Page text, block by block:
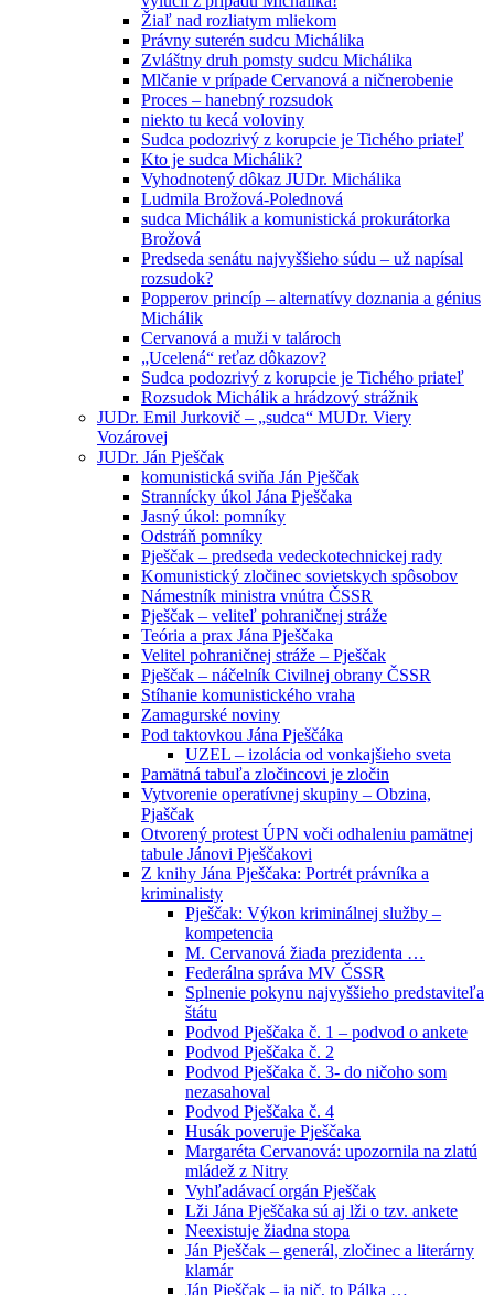
Žiaľ nad rozliatym mliekom
Právny suterén sudcu Michálika
Zvláštny druh pomsty sudcu Michálika
Mlčanie v prípade Cervanová a ničnerobenie
Proces – hanebný rozsudok
niekto tu kecá voloviny
Sudca podozrivý z korupcie je Tichého priateľ
Kto je sudca Michálik?
Vyhodnotený dôkaz JUDr. Michálika
Ludmila Brožová-Polednová
sudca Michálik a komunistická prokurátorka
Brožová
Predseda senátu najvyššieho súdu – už napísal
rozsudok?
Popperov princíp – alternatívy doznania a génius
Michálik
Cervanová a muži v talároch
„Ucelená“ reťaz dôkazov?
Sudca podozrivý z korupcie je Tichého priateľ
Rozsudok Michálik a hrádzový strážnik
JUDr. Emil Jurkovič – „sudca“ MUDr. Viery
Vozárovej
JUDr. Ján Pješčak
komunistická sviňa Ján Pješčak
Strannícky úkol Jána Pješčaka
Jasný úkol: pomníky
Odstráň pomníky
Pješčak – predseda vedeckotechnickej rady
Komunistický zločinec sovietskych spôsobov
Námestník ministra vnútra ČSSR
Pješčak – veliteľ pohraničnej stráže
Teória a prax Jána Pješčaka
Velitel pohraničnej stráže – Pješčak
Pješčak – náčelník Civilnej obrany ČSSR
Stíhanie komunistického vraha
Zamagurské noviny
Pod taktovkou Jána Pješčáka
UZEL – izolácia od vonkajšieho sveta
Pamätná tabuľa zločincovi je zločin
Vytvorenie operatívnej skupiny – Obzina,
Pjaščak
Otvorený protest ÚPN voči odhaleniu pamätnej
tabule Jánovi Pješčakovi
Z knihy Jána Pješčaka: Portrét právníka a
kriminalisty
Pješčak: Výkon kriminálnej služby –
kompetencia
M. Cervanová žiada prezidenta …
Federálna správa MV ČSSR
Splnenie pokynu najvyššieho predstaviteľa
štátu
Podvod Pješčaka č. 1 – podvod o ankete
Podvod Pješčaka č. 2
Podvod Pješčaka č. 3- do ničoho som
nezasahoval
Podvod Pješčaka č. 4
Husák poveruje Pješčaka
Margaréta Cervanová: upozornila na zlatú
mládež z Nitry
Vyhľadávací orgán Pješčak
Lži Jána Pješčaka sú aj lži o tzv. ankete
Neexistuje žiadna stopa
Ján Pješčak – generál, zločinec a literárny
klamár
Ján Pješčak – ja nič, to Pálka …